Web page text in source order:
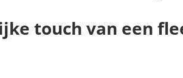
touch van een